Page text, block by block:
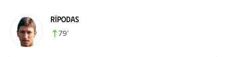
Rípodas
79’